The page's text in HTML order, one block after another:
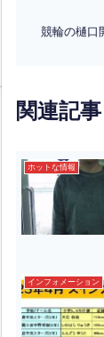
競輪の樋口
関連記事
ホットな情報
インフォメーション